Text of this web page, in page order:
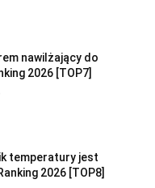
nawilżający do
2026 [TOP7]
temperatury jest
2026 [TOP8]